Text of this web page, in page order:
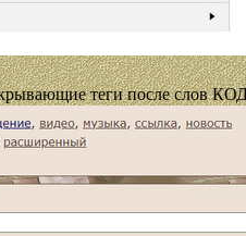
теги после слов